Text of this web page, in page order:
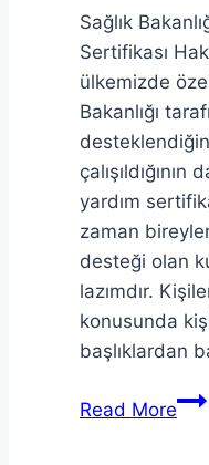
Sağlık
Sertifikası
ülkemizde
Bakanlığı
yardım
zaman
desteği olan
lazımdır.
konusunda
başlıklardan
Read Moreİlk